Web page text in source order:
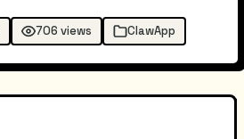
706 views ClawApp